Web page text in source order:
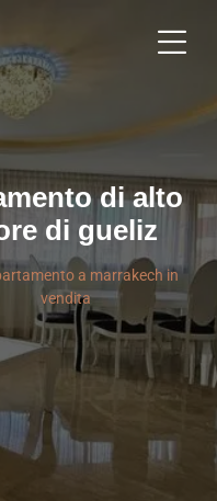
di alto
di gueliz
a marrakech in
vendita